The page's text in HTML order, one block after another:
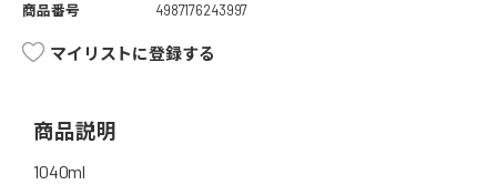
商品番号
4987176243997
マイリストに登録する
商品説明
1040ml